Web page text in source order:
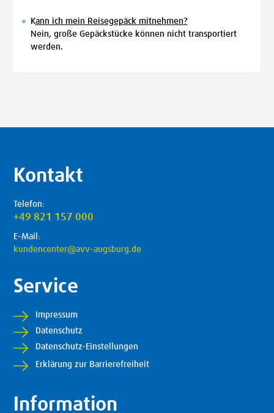
Kann ich mein Reisegepäck mitnehmen?
Nein, große Gepäckstücke können nicht transportiert
werden.
Kontakt
Telefon:
+49 821 157 000
E-Mail:
kundencenter@avv-augsburg.de
Service
Impressum
Datenschutz
Datenschutz-Einstellungen
Erklärung zur Barrierefreiheit
Information